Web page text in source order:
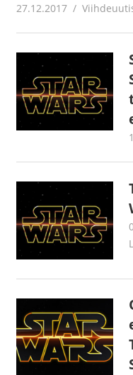
27.12.2017 Juha